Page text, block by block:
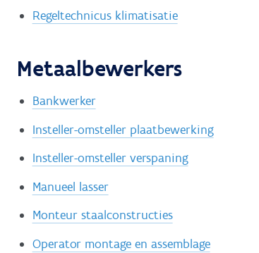
Regeltechnicus klimatisatie
Metaalbewerkers
Bankwerker
Insteller-omsteller plaatbewerking
Insteller-omsteller verspaning
Manueel lasser
Monteur staalconstructies
Operator montage en assemblage